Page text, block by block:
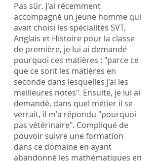
Pas sûr. J'ai récemment
accompagné un jeune homme qui
avait choisi les spécialités SVT,
Anglais et Histoire pour la classe
de première, je lui ai demandé
pourquoi ces matières : "parce ce
que ce sont les matières en
seconde dans lesquelles j’ai les
meilleures notes". Ensuite, je lui ai
demandé, dans quel métier il se
verrait, il m'a répondu "pourquoi
pas vétérinaire". Compliqué de
pouvoir suivre une formation
dans ce domaine en ayant
abandonné les mathématiques en